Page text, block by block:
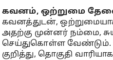
கவனம், ஒற்றுமை
கவனத்துடன்,
அதற்கு முன்னர் நம்மை,
செய்துகொள்ள
குறித்து, தொகுதி